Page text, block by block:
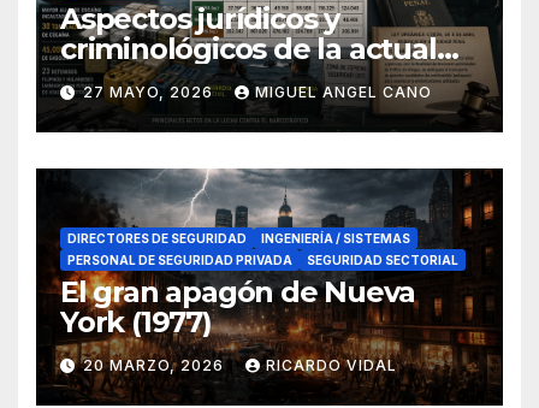
Aspectos jurídicos y
criminológicos de la actual
lucha contra el narcotráfico
en el sur de España
27 MAYO, 2026 MIGUEL ANGEL CANO
DIRECTORES DE SEGURIDAD
INGENIERÍA / SISTEMAS
PERSONAL DE SEGURIDAD PRIVADA
SEGURIDAD SECTORIAL
El gran apagón de Nueva
York (1977)
20 MARZO, 2026 RICARDO VIDAL